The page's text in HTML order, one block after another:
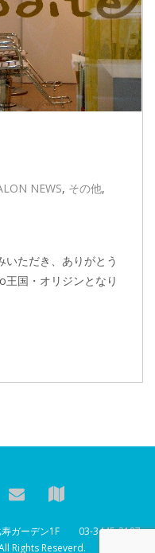
NEWS, その他,
いただき、ありがとう
国・オリジンとなり
寿ガーデン1F 03-3445-2187
Rights Reseverd.